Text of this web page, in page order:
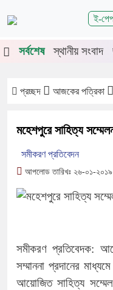
ই-
শিরোনাম
চুয়াডাঙ্গা-মেহেরপুরে
গাছ প্রায় ৫ লাখে নিলামে
সরকার
সভা
চুয়াডাঙ্গায় লিগ্যাল এইড
সিনিয়র জেলা জজ রফিকুল
সর্বশেষ স্থানীয় সংবাদ
প্রচ্ছদ আজকের পত্রিকা
মহেশপুরে সাহিত্য
সমীকরণ প্রতিবেদন
আপলোড তারিখঃ ২৬-০১-২০১৯
সমীকরণ প্রতিবেদক:
সম্মাননা প্রদানের
আয়োজিত সাহিত্য